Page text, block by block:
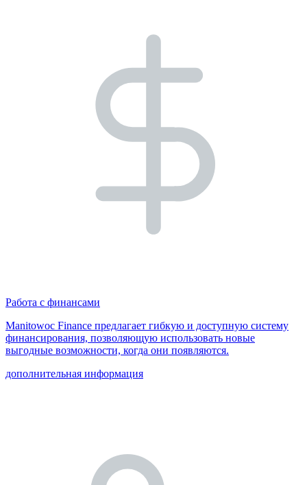
Работа с финансами
Manitowoc Finance предлагает гибкую и доступную систему
финансирования, позволяющую использовать новые
выгодные возможности, когда они появляются.
дополнительная информация